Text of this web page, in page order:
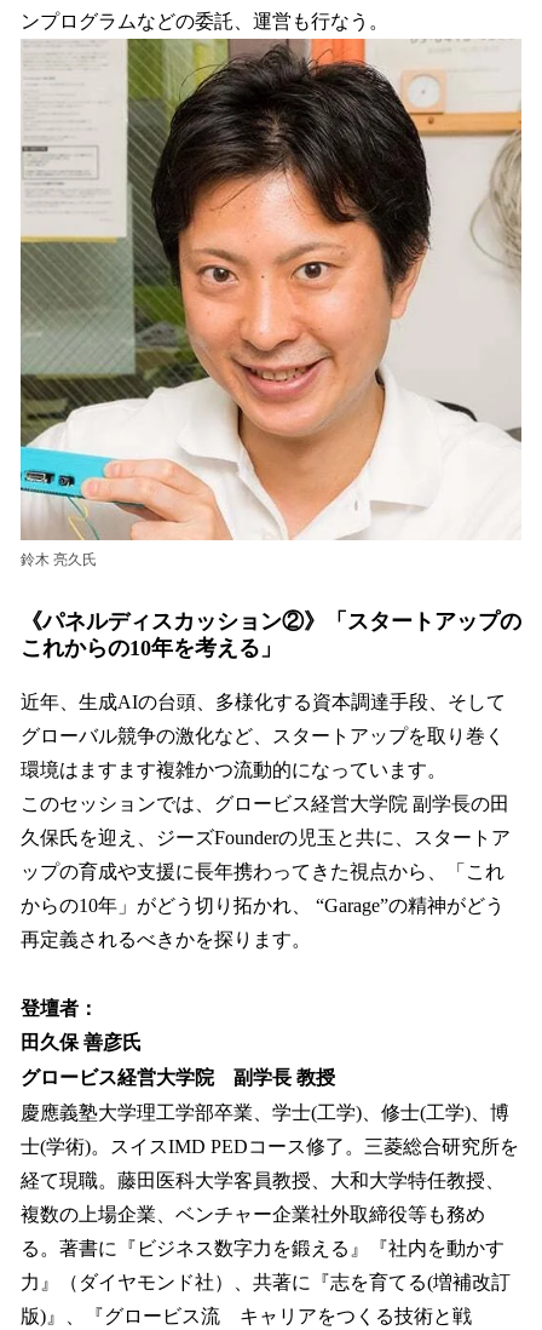
ンプログラムなどの委託、運営も行なう。
鈴木 亮久氏
《パネルディスカッション②》「スタートアップの
これからの10年を考える」
近年、生成AIの台頭、多様化する資本調達手段、そして
グローバル競争の激化など、スタートアップを取り巻く
環境はますます複雑かつ流動的になっています。
このセッションでは、グロービス経営大学院 副学長の田
久保氏を迎え、ジーズFounderの児玉と共に、スタートア
ップの育成や支援に長年携わってきた視点から、「これ
からの10年」がどう切り拓かれ、 “Garage”の精神がどう
再定義されるべきかを探ります。
登壇者：
田久保 善彦氏
グロービス経営大学院 副学長 教授
慶應義塾大学理工学部卒業、学士(工学)、修士(工学)、博
士(学術)。スイスIMD PEDコース修了。三菱総合研究所を
経て現職。藤田医科大学客員教授、大和大学特任教授、
複数の上場企業、ベンチャー企業社外取締役等も務め
る。著書に『ビジネス数字力を鍛える』『社内を動かす
力』（ダイヤモンド社）、共著に『志を育てる(増補改訂
版)』、『グロービス流 キャリアをつくる技術と戦